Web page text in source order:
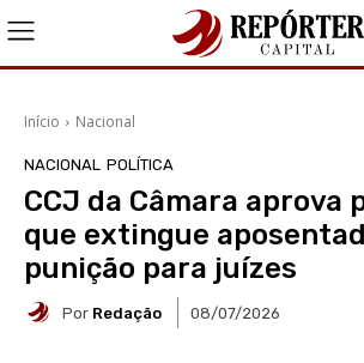
Início Nacional
NACIONAL POLÍTICA
CCJ da Câmara aprova
que extingue
punição para juízes
Por Redação 08/07/2026